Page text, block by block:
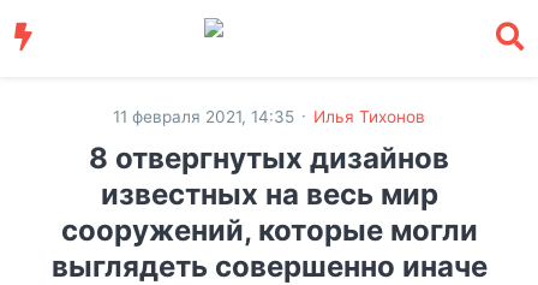
11 февраля 2021, 14:35 · Илья Тихонов
8 отвергнутых дизайнов
известных на весь мир
сооружений, которые могли
выглядеть совершенно иначе